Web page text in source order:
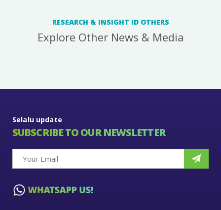
RESEARCH & INSIGHT ID OTHERS
Explore Other News & Media
Selalu update
SUBSCRIBE TO OUR NEWSLETTER